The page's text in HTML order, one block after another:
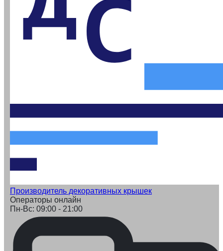
Производитель декоративных крышек
Операторы онлайн
Пн-Вс: 09:00 - 21:00